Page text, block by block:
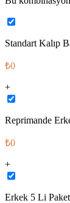
Standart Kalıp
₺0
+
Reprimande
₺0
+
Erkek 5 Li